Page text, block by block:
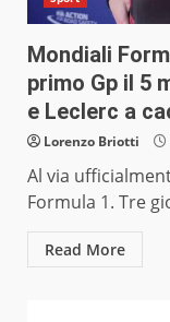
Mondiali
primo Gp il 5
e Leclerc a
Lorenzo Briotti
Al via
Formula 1. Tre
Read More